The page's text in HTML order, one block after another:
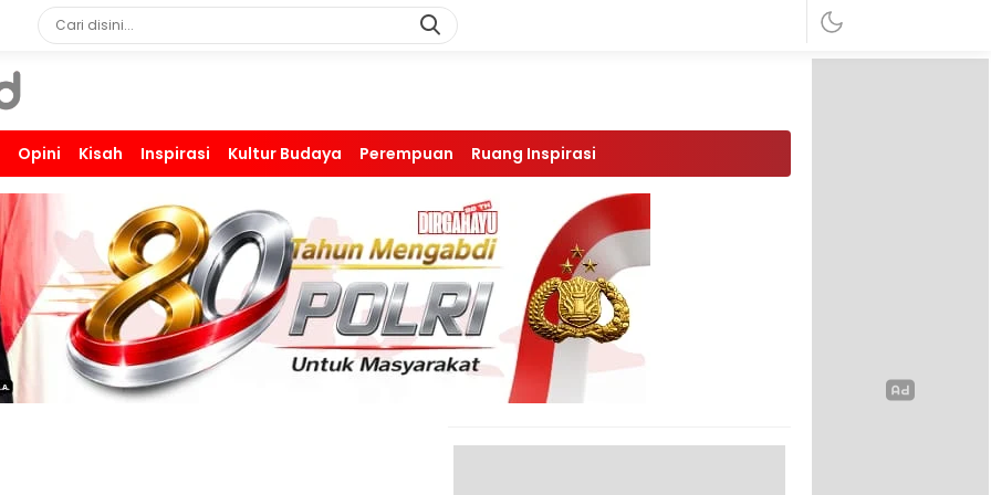
Opini Kisah Inspirasi Kultur Budaya Perempuan Ruang Inspirasi